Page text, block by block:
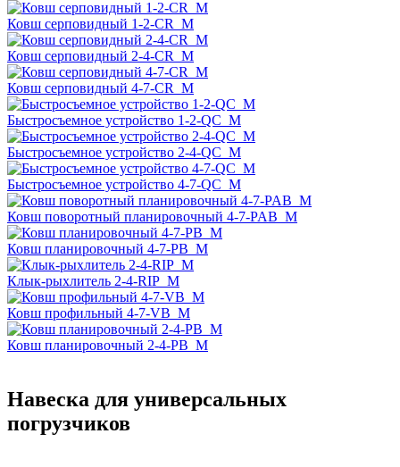
Ковш серповидный 1-2-СR_M
Ковш серповидный 2-4-СR_M
Ковш серповидный 4-7-СR_M
Быстросъемное устройство 1-2-QC_M
Быстросъемное устройство 2-4-QC_M
Быстросъемное устройство 4-7-QC_M
Ковш поворотный планировочный 4-7-PAB_M
Ковш планировочный 4-7-PB_M
Клык-рыхлитель 2-4-RIP_M
Ковш профильный 4-7-VB_M
Ковш планировочный 2-4-PB_M
Навеска для универсальных
погрузчиков